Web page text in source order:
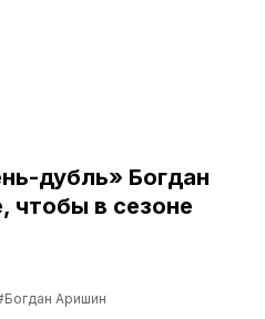
дубль» Богдан
чтобы в сезоне
Аришин